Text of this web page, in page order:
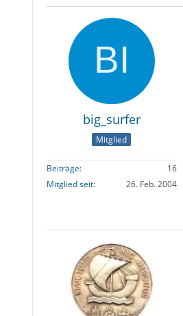
big_surfer
Mitglied
Beiträge
16
Mitglied seit
26. Feb. 2004